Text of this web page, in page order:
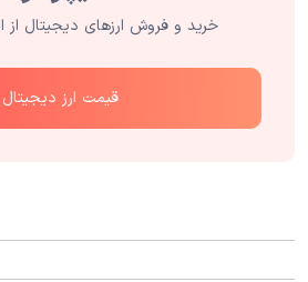
خرید و فروش ارزهای دیجیتال از
قیمت ارز دیجیتال